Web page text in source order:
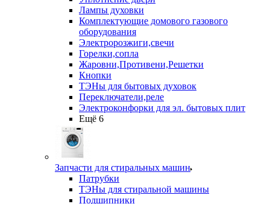
Лампы духовки
Комплектующие домового газового
оборудования
Электророзжиги,свечи
Горелки,сопла
Жаровни,Противени,Решетки
Кнопки
ТЭНы для бытовых духовок
Переключатели,реле
Электроконфорки для эл. бытовых плит
Ещё 6
Запчасти для стиральных машин
Патрубки
ТЭНы для стиральной машины
Подшипники